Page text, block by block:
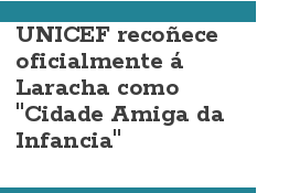
UNICEF recoñece
oficialmente á
Laracha como
"Cidade Amiga da
Infancia"